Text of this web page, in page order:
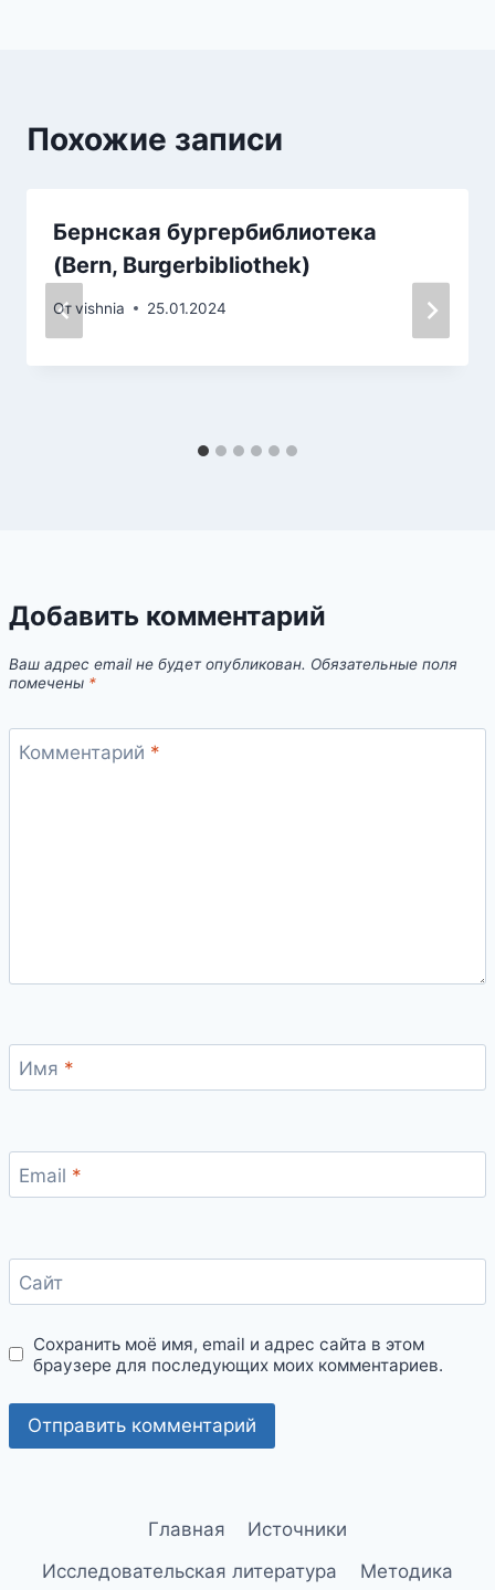
Похожие записи
Бернская бургербиблиотека
(Bern, Burgerbibliothek)
Отvishnia 25.01.2024
Добавить комментарий
Ваш адрес email не будет опубликован. Обязательные поля
помечены *
Комментарий *
Имя *
Email *
Сайт
Сохранить моё имя, email и адрес сайта в этом
браузере для последующих моих комментариев.
Главная
Источники
Исследовательская литература
Методика